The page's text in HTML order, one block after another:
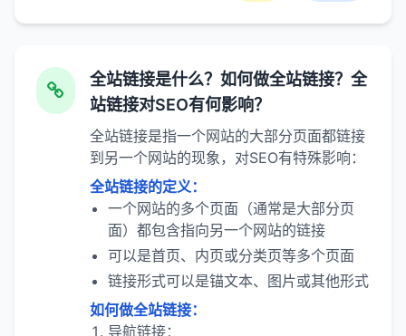
全站链接是什么？如何做全站链接？全
站链接对SEO有何影响？
全站链接是指一个网站的大部分页面都链接
到另一个网站的现象，对SEO有特殊影响：
全站链接的定义：
一个网站的多个页面（通常是大部分页
面）都包含指向另一个网站的链接
可以是首页、内页或分类页等多个页面
链接形式可以是锚文本、图片或其他形式
如何做全站链接：
导航链接：